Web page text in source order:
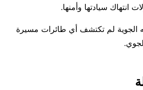
انتهاك سيادتها وأمنها.
⁠الجوية ​لم تكتشف أي طائرات مسيرة